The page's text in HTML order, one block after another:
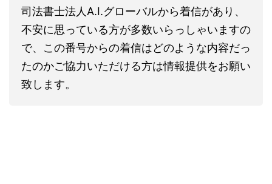
司法書士法人A.I.グローバルから着信があり、
不安に思っている方が多数いらっしゃいますの
で、この番号からの着信はどのような内容だっ
たのかご協力いただける方は情報提供をお願い
致します。